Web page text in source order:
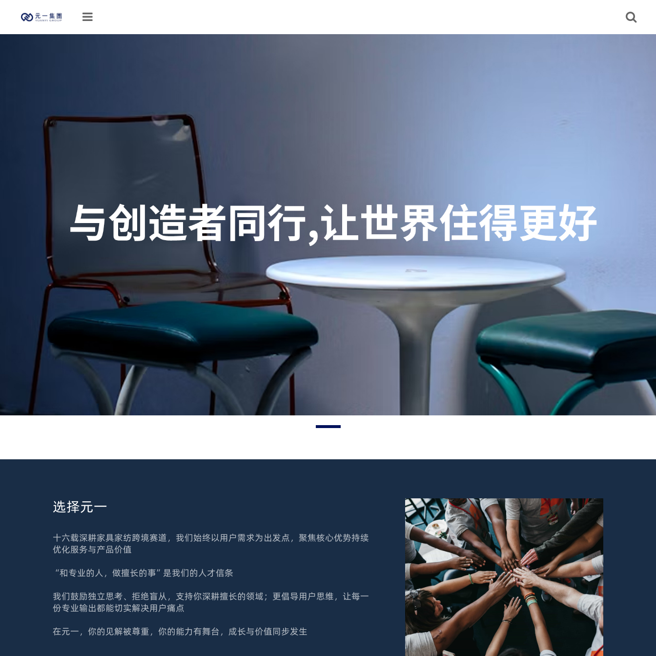
选择元一
十六载深耕家具家纺跨境赛道，我们始终以用户需求为出发点，聚焦核心优势持续
优化服务与产品价值
“和专业的人，做擅长的事”是我们的人才信条
我们鼓励独立思考、拒绝盲从，支持你深耕擅长的领域；更倡导用户思维，让每一
份专业输出都能切实解决用户痛点
在元一，你的见解被尊重，你的能力有舞台，成长与价值同步发生